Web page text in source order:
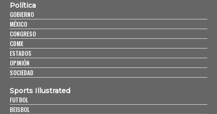
Política
GOBIERNO
MÉXICO
CONGRESO
CDMX
ESTADOS
OPINIÓN
SOCIEDAD
Sports Illustrated
FUTBOL
BEISBOL